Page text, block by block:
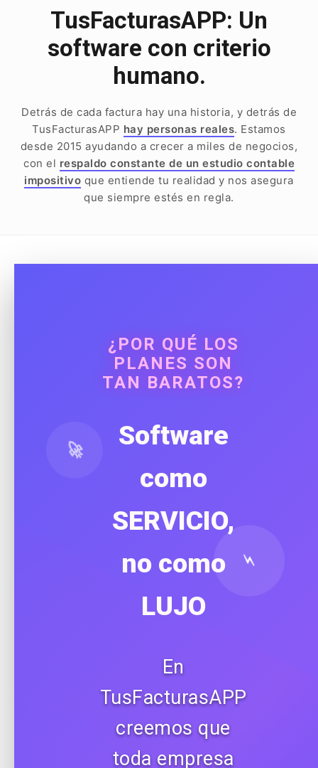
TusFacturasAPP: Un
software con criterio
humano.
Detrás de cada factura hay una historia, y detrás de
TusFacturasAPP hay personas reales. Estamos
desde 2015 ayudando a crecer a miles de negocios,
con el respaldo constante de un estudio contable
impositivo que entiende tu realidad y nos asegura
que siempre estés en regla.
🚀
⚡
¿POR QUÉ LOS
PLANES SON
TAN BARATOS?
Software
como
SERVICIO,
no como
LUJO
En
TusFacturasAPP
creemos que
toda empresa